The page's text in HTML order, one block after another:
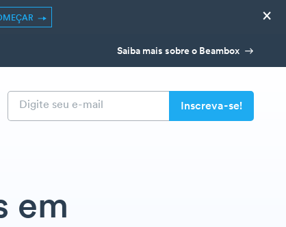
×
Saiba mais sobre o Beambox
em